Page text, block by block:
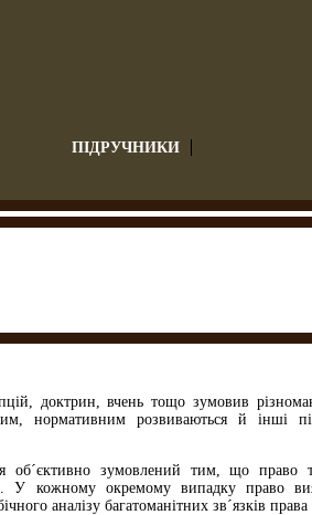
ПІДРУЧНИКИ
доктрин, вчень тощо зумо­вив
нормативним розвива­ються й інші
об´єктивно зумовлений тим, що
У кожному окремому випад­ку право
аналізу багатоманіт­них зв´язків права